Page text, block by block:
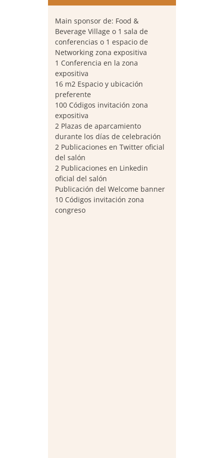
Main sponsor de: Food &
Beverage Village o 1 sala de
conferencias o 1 espacio de
Networking zona expositiva
1 Conferencia en la zona
expositiva
16 m2 Espacio y ubicación
preferente
100 Códigos invitación zona
expositiva
2 Plazas de aparcamiento
durante los días de celebración
2 Publicaciones en Twitter oficial
del salón
2 Publicaciones en Linkedin
oficial del salón
Publicación del Welcome banner
10 Códigos invitación zona
congreso